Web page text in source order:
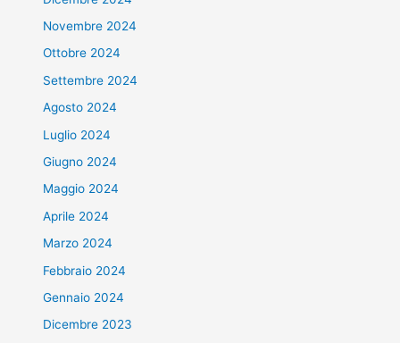
Novembre 2024
Ottobre 2024
Settembre 2024
Agosto 2024
Luglio 2024
Giugno 2024
Maggio 2024
Aprile 2024
Marzo 2024
Febbraio 2024
Gennaio 2024
Dicembre 2023